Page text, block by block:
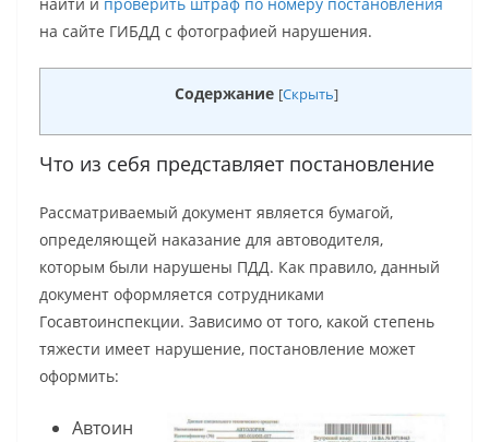
на сайте ГИБДД с фотографией нарушения.
Содержание [Скрыть]
Что из себя представляет постановление
Рассматриваемый документ является бумагой,
определяющей наказание для автоводителя,
которым были нарушены ПДД. Как правило, данный
документ оформляется сотрудниками
Госавтоинспекции. Зависимо от того, какой степень
тяжести имеет нарушение, постановление может
оформить:
Автоин